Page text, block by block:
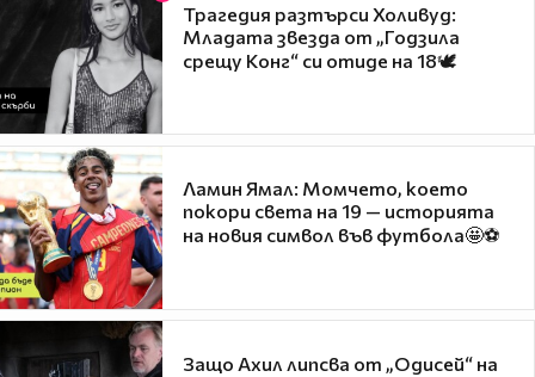
Трагедия разтърси Холивуд:
Младата звезда от „Годзила
срещу Конг“ си отиде на 18🕊️
Ламин Ямал: Момчето, което
покори света на 19 — историята
на новия символ във футбола🤩⚽
Защо Ахил липсва от „Одисей“ на